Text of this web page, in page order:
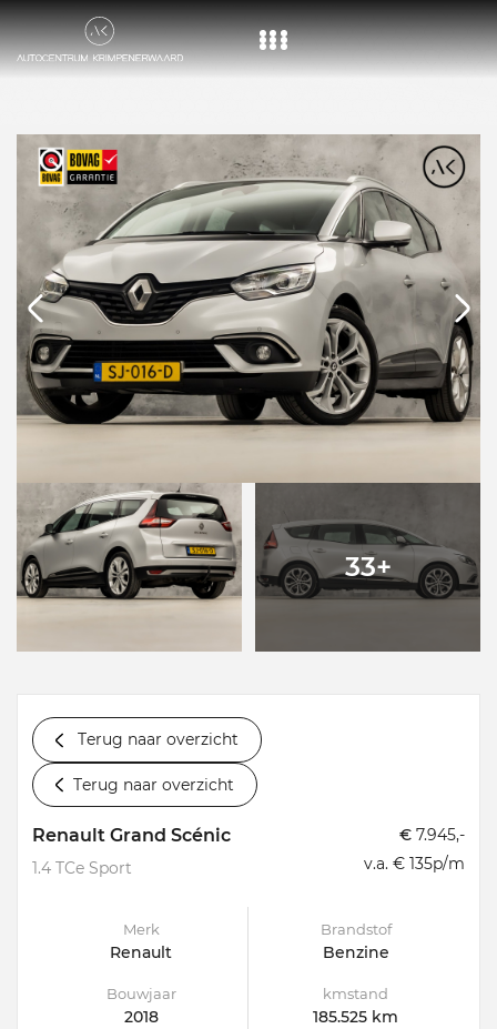
Aanbod
Diensten
Over ons
Vacature
Contact
33+
Terug naar overzicht
Terug naar overzicht
Renault Grand Scénic
1.4 TCe Sport
€ 7.945,-
v.a. € 135p/m
Merk
Renault
Brandstof
Benzine
Bouwjaar
2018
kmstand
185.525 km